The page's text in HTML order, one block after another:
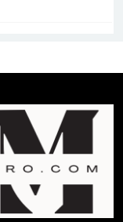
করতে নয়,
২০ আগষ্ট
নয় ছিল গভীর